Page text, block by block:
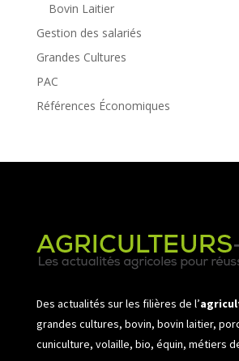
Bovin Laitier
Gestion des salariés
Grandes Cultures
PAC
Références Économiques
Des actualités sur les filières de l’
grandes cultures, bovin, bovin laitier,
cuniculture, volaille, bio, équin, métiers